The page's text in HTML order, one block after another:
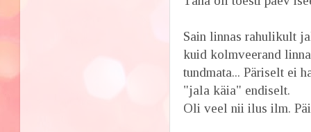
Sain linnas rahulikult
kuid kolmveerand
tundmata... Päriselt ei
"jala käia" endiselt.
Oli veel nii ilus ilm.